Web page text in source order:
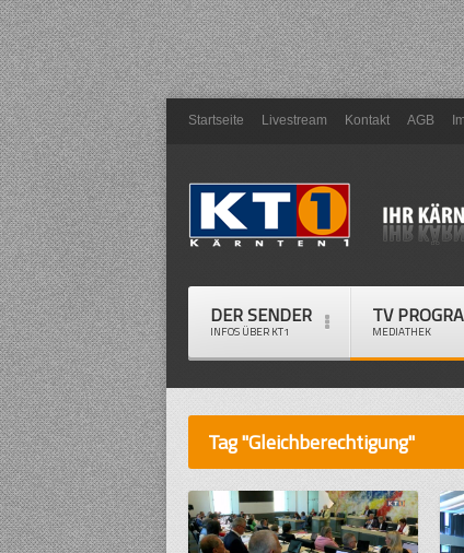
Startseite Livestream Kontakt AGB
DER SENDER
INFOS ÜBER KT1
TV
MEDIATHEK
Tag "Gleichberechtigung"